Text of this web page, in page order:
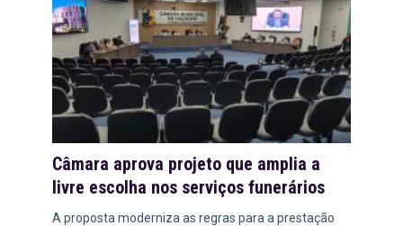
Câmara aprova projeto que amplia a
livre escolha nos serviços funerários
A proposta moderniza as regras para a prestação